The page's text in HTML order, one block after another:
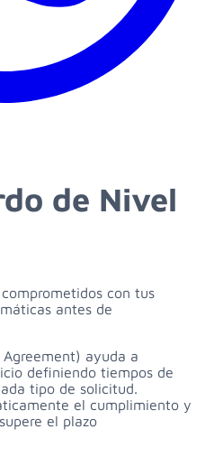
de Nivel
con tus
antes de
Agreement) ayuda a
definiendo tiempos de
tipo de solicitud.
el cumplimiento y
el plazo